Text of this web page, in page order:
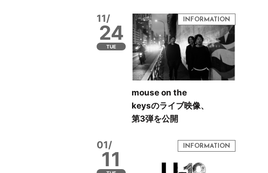
11/
24
TUE
mouse on the
keysのライブ映像、
第3弾を公開
01/
11